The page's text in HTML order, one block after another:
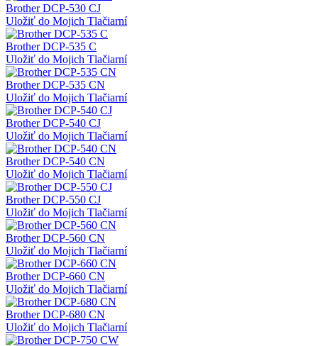
Brother DCP-530 CJ
Uložiť do Mojich Tlačiarní
Brother DCP-535 C
Uložiť do Mojich Tlačiarní
Brother DCP-535 CN
Uložiť do Mojich Tlačiarní
Brother DCP-540 CJ
Uložiť do Mojich Tlačiarní
Brother DCP-540 CN
Uložiť do Mojich Tlačiarní
Brother DCP-550 CJ
Uložiť do Mojich Tlačiarní
Brother DCP-560 CN
Uložiť do Mojich Tlačiarní
Brother DCP-660 CN
Uložiť do Mojich Tlačiarní
Brother DCP-680 CN
Uložiť do Mojich Tlačiarní